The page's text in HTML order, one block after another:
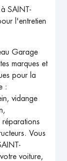
SAINT-
l'entretien
Garage
marques et
pour la
:
vidange
réparations
Vous
voiture,